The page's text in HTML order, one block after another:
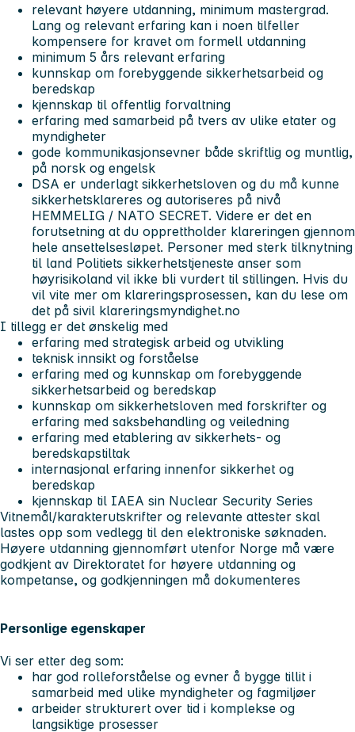
relevant høyere utdanning, minimum mastergrad.
Lang og relevant erfaring kan i noen tilfeller
kompensere for kravet om formell utdanning
minimum 5 års relevant erfaring
kunnskap om forebyggende sikkerhetsarbeid og
beredskap
kjennskap til offentlig forvaltning
erfaring med samarbeid på tvers av ulike etater og
myndigheter
gode kommunikasjonsevner både skriftlig og muntlig,
på norsk og engelsk
DSA er underlagt sikkerhetsloven og du må kunne
sikkerhetsklareres og autoriseres på nivå
HEMMELIG / NATO SECRET. Videre er det en
forutsetning at du opprettholder klareringen gjennom
hele ansettelsesløpet. Personer med sterk tilknytning
til land Politiets sikkerhetstjeneste anser som
høyrisikoland vil ikke bli vurdert til stillingen. Hvis du
vil vite mer om klareringsprosessen, kan du lese om
det på sivil klareringsmyndighet.no
I tillegg er det ønskelig med
erfaring med strategisk arbeid og utvikling
teknisk innsikt og forståelse
erfaring med og kunnskap om forebyggende
sikkerhetsarbeid og beredskap
kunnskap om sikkerhetsloven med forskrifter og
erfaring med saksbehandling og veiledning
erfaring med etablering av sikkerhets- og
beredskapstiltak
internasjonal erfaring innenfor sikkerhet og
beredskap
kjennskap til IAEA sin Nuclear Security Series
Vitnemål/karakterutskrifter og relevante attester skal
lastes opp som vedlegg til den elektroniske søknaden.
Høyere utdanning gjennomført utenfor Norge må være
godkjent av Direktoratet for høyere utdanning og
kompetanse, og godkjenningen må dokumenteres
Personlige egenskaper
Vi ser etter deg som:
har god rolleforståelse og evner å bygge tillit i
samarbeid med ulike myndigheter og fagmiljøer
arbeider strukturert over tid i komplekse og
langsiktige prosesser